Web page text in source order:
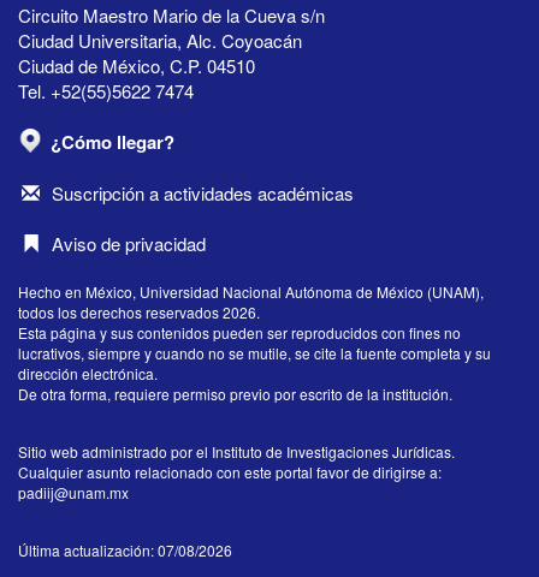
Circuito Maestro Mario de la Cueva s/n
Ciudad Universitaria, Alc. Coyoacán
Ciudad de México, C.P. 04510
Tel. +52(55)5622 7474
¿Cómo llegar?
Suscripción a actividades académicas
Aviso de privacidad
Hecho en México, Universidad Nacional Autónoma de México (UNAM),
todos los derechos reservados 2026.
Esta página y sus contenidos pueden ser reproducidos con fines no
lucrativos, siempre y cuando no se mutile, se cite la fuente completa y su
dirección electrónica.
De otra forma, requiere permiso previo por escrito de la institución.
Sitio web administrado por el Instituto de Investigaciones Jurídicas.
Cualquier asunto relacionado con este portal favor de dirigirse a:
padiij@unam.mx
Última actualización: 07/08/2026